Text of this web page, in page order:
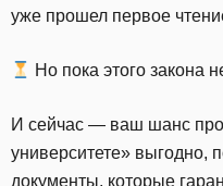
уже прошел первое
Но пока этого закона
И сейчас — ваш шанс
университете» выгодно,
документы, которые